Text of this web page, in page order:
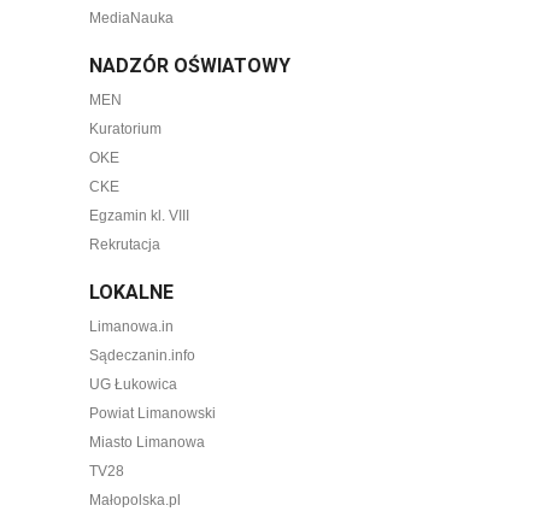
MediaNauka
NADZÓR OŚWIATOWY
MEN
Kuratorium
OKE
CKE
Egzamin kl. VIII
Rekrutacja
LOKALNE
Limanowa.in
Sądeczanin.info
UG Łukowica
Powiat Limanowski
Miasto Limanowa
TV28
Małopolska.pl